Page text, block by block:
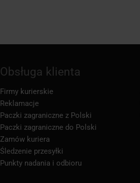
Obsługa klienta
Firmy kurierskie
Reklamacje
Paczki zagraniczne z Polski
Paczki zagraniczne do Polski
Zamów kuriera
Śledzenie przesyłki
Punkty nadania i odbioru